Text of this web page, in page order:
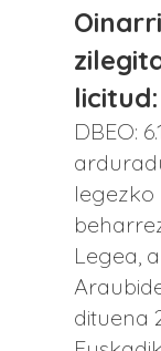
licitud:
DBEO:
Legea,
dituena